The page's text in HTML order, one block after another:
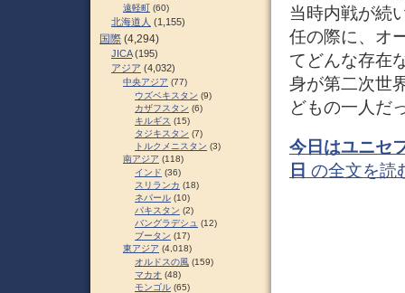
当時内戦が続
任の際に、オ
てどんな存在
身が第二次世
どもの一人だ
今日はユニセ
日 の全文を読
遠軽町 (60)
北海道人 (1,155)
国際 (4,294)
JICA(195)
アジア (4,032)
中央アジア (77)
ウズベキスタン (9)
カザフスタン (6)
キルギス (15)
タジキスタン (7)
トルクメニスタン (3)
南アジア (118)
インド (36)
スリランカ (18)
ネパール (10)
パキスタン (2)
バングラデシュ (12)
ブータン (17)
東アジア (4,018)
オルドスの風 (159)
マカオ (48)
モンゴル (65)